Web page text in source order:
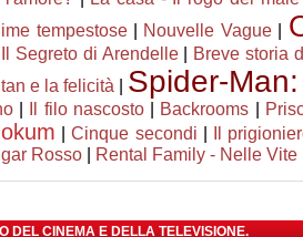
tempestose| Nouvelle Vague|
Segreto di Arendelle|
Breve storia
e la felicità
Spider-
| Il filo nascosto| Backrooms
|Cinque secondi
Il
Rosso Rental Family - Nelle Vite
DEL CINEMA E DELLA TELEVISIONE.